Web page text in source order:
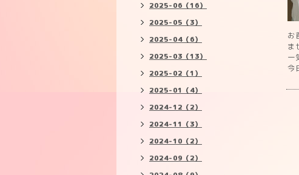
お
ま
一
今
2025-06（16）
2025-05（3）
2025-04（6）
2025-03（13）
2025-02（1）
2025-01（4）
2024-12（2）
2024-11（3）
2024-10（2）
2024-09（2）